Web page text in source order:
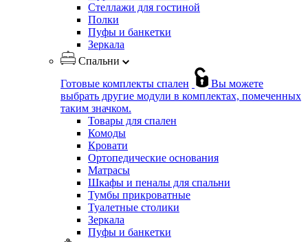
Стеллажи для гостиной
Полки
Пуфы и банкетки
Зеркала
Спальни
Готовые комплекты спален
Вы можете
выбрать другие модули в комплектах, помеченных
таким значком.
Товары для спален
Комоды
Кровати
Ортопедические основания
Матрасы
Шкафы и пеналы для спальни
Тумбы прикроватные
Туалетные столики
Зеркала
Пуфы и банкетки